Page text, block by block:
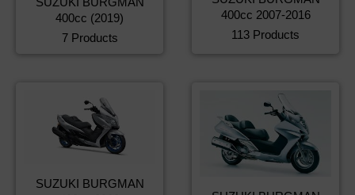
400cc (2019)
7 Products
400cc 2007-2016
113 Products
SUZUKI BURGMAN